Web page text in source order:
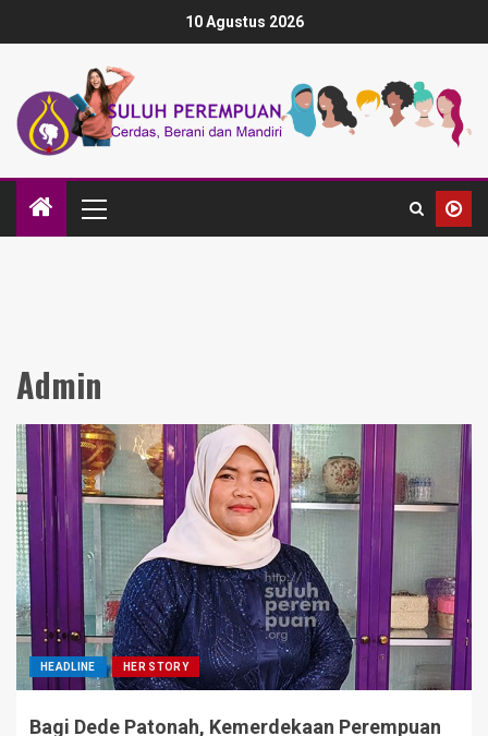
10 Agustus 2026
Admin
HEADLINE HER STORY
Bagi Dede Patonah, Kemerdekaan Perempuan